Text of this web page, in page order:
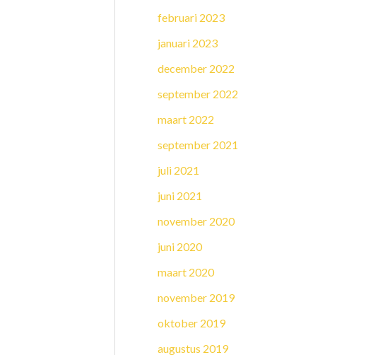
februari 2023
januari 2023
december 2022
september 2022
maart 2022
september 2021
juli 2021
juni 2021
november 2020
juni 2020
maart 2020
november 2019
oktober 2019
augustus 2019